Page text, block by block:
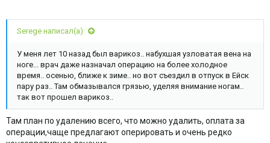
Serege написал(а):
У меня лет 10 назад был варикоз.. набухшая узловатая вена на
ноге... врач даже назначал операцию на более холодное
время.. осенью, ближе к зиме.. но вот съездил в отпуск в Ейск
пару раз.. Там обмазывался грязью, уделяя внимание ногам..
так вот прошел варикоз..
Там план по удалению всего, что можно удалить, оплата за
операции,чаще предлагают оперировать и очень редко